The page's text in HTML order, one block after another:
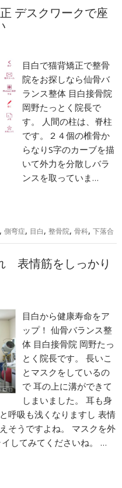
デスクワークで座
目白で猫背矯正で整骨
院をお探しなら仙骨バ
ランス整体 目白接骨院
岡野たっとく院長で
す。 人間の柱は、脊柱
です。２４個の椎骨か
らなりS字のカーブを描
いて外力を分散しバラ
ンスを取っていま…
,側弯症, 目白,整骨院,骨科,下落合
表情筋をしっかり
目白から健康寿命をア
ップ！ 仙骨バランス整
体 目白接骨院 岡野たっ
とく院長です。 長いこ
とマスクをしているの
で 耳の上に溝ができて
しまいました。 耳も身
呼吸も浅くなりますし 表情
そうですよね。 マスクを外
してみてくださいね。 …